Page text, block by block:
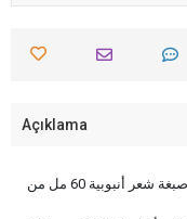
Açıklama